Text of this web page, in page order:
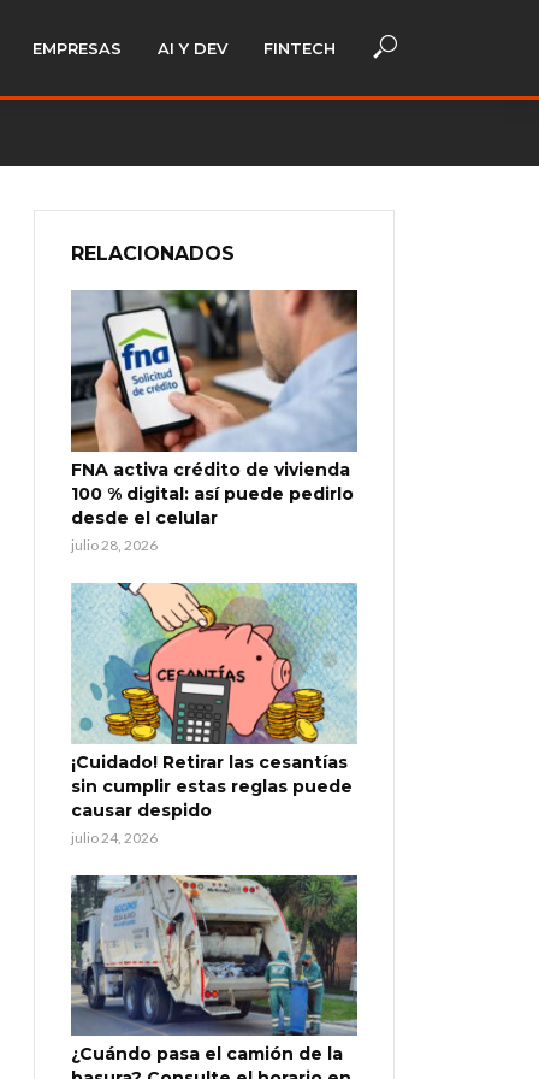
EMPRESAS AI Y DEV FINTECH
RELACIONADOS
FNA activa crédito de vivienda
100 % digital: así puede pedirlo
desde el celular
julio 28, 2026
¡Cuidado! Retirar las cesantías
sin cumplir estas reglas puede
causar despido
julio 24, 2026
¿Cuándo pasa el camión de la